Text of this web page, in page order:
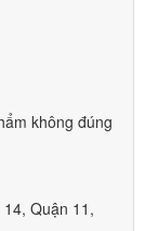
không đúng
Quận 11,